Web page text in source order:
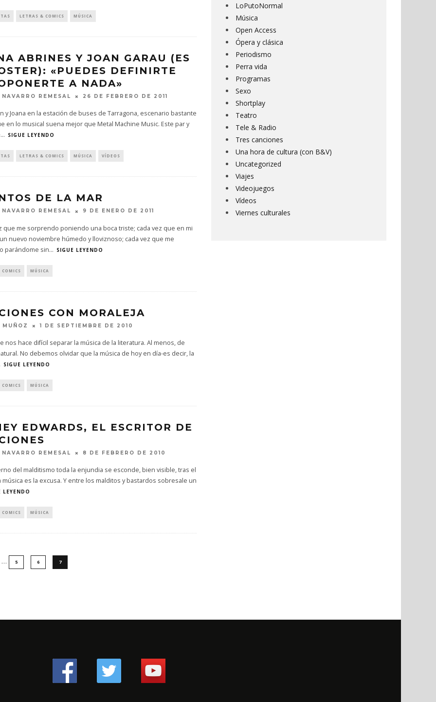
LETRAS & COMICS MÚSICA
ABRINES Y JOAN GARAU (ES
«PUEDES DEFINIRTE
A NADA»
REMESAL 26 DE FEBRERO DE 2011
y Joana en la estación de buses de Tarragona, escenario bastante
en lo musical suena mejor que Metal Machine Music. Este par y
... SIGUE LEYENDO
LETRAS & COMICS MÚSICA VÍDEOS
DE LA MAR
REMESAL 9 DE ENERO DE 2011
que me sorprendo poniendo una boca triste; cada vez que en mi
nuevo noviembre húmedo y lloviznoso; cada vez que me
parándome sin... SIGUE LEYENDO
COMICS MÚSICA
CON MORALEJA
1 DE SEPTIEMBRE DE 2010
nos hace difícil separar la música de la literatura. Al menos, de
No debemos olvidar que la música de hoy en día-es decir, la
SIGUE LEYENDO
COMICS MÚSICA
EDWARDS, EL ESCRITOR DE
REMESAL 8 DE FEBRERO DE 2010
del malditismo toda la enjundia se esconde, bien visible, tras el
música es la excusa. Y entre los malditos y bastardos sobresale un
LEYENDO
COMICS MÚSICA
… 5 6 7
LoPutoNormal
Música
Open Access
Ópera y clásica
Periodismo
Perra vida
Programas
Sexo
Shortplay
Teatro
Tele & Radio
Tres canciones
Una hora de cultura (con B&V)
Uncategorized
Viajes
Videojuegos
Vídeos
Viernes culturales